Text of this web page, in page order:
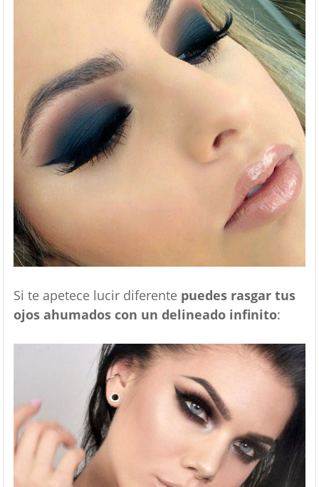
Si te apetece lucir diferente puedes rasgar tus
ojos ahumados con un delineado infinito: